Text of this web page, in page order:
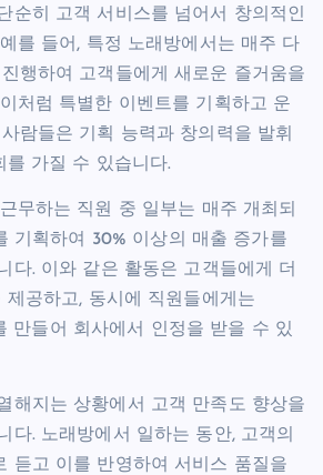
순히 고객 서비스를 넘어서 창의적인
를 들어, 특정 노래방에서는 매주 다
행하여 고객들에게 새로운 즐거움을
처럼 특별한 이벤트를 기획하고 운
람들은 기획 능력과 창의력을 발휘
가질 수 있습니다.
무하는 직원 중 일부는 매주 개최되
기획하여 30% 이상의 매출 증가를
다. 이와 같은 활동은 고객들에게 더
공하고, 동시에 직원들에게는
만들어 회사에서 인정을 받을 수 있
해지는 상황에서 고객 만족도 향상을
다. 노래방에서 일하는 동안, 고객의
듣고 이를 반영하여 서비스 품질을